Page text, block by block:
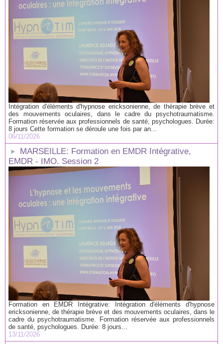
Intégration d'éléments d'hypnose ericksonienne, de thérapie brève et
des mouvements oculaires, dans le cadre du psychotraumatisme.
Formation réservée aux professionnels de santé, psychologues. Durée:
8 jours Cette formation se déroule une fois par an...
06/11/2026
MARSEILLE: Formation en EMDR Intégrative,
EMDR - IMO. Session 2
Formation en EMDR Intégrative: Intégration d'éléments d'hypnose
ericksonienne, de thérapie brève et des mouvements oculaires, dans le
cadre du psychotraumatisme. Formation réservée aux professionnels
de santé, psychologues. Durée: 8 jours...
13/11/2026